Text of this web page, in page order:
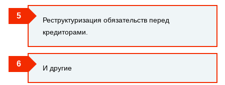
Реструктуризация обязательств перед
кредиторами.
И другие